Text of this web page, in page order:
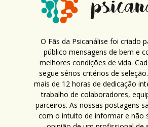
O Fãs da Psicanálise foi criado
público mensagens de bem e
melhores condições de vida.
segue sérios critérios de
mais de 12 horas de dedicação
trabalho de colaboradores,
parceiros. As nossas postagens
com o intuito de informar e não